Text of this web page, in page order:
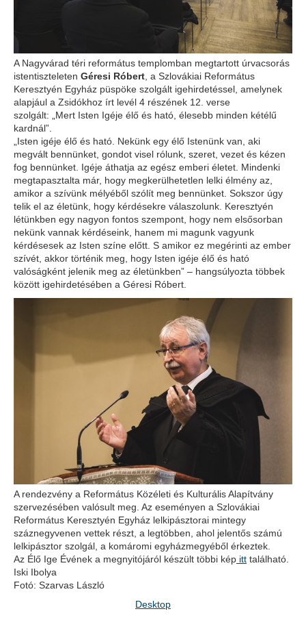
A Nagyvárad téri református templomban megtartott úrvacsorás
istentiszteleten Géresi Róbert , a Szlovákiai Református
Keresztyén Egyház püspöke szolgált igehirdetéssel, amelynek
alapjául a Zsidókhoz írt levél 4 részének 12. verse
szolgált: „Mert Isten Igéje élő és ható, élesebb minden kétélű
kardnál”.
„Isten igéje élő és ható. Nekünk egy élő Istenünk van, aki
megvált bennünket, gondot visel rólunk, szeret, vezet és kézen
fog bennünket. Igéje áthatja az egész emberi életet. Mindenki
megtapasztalta már, hogy megkerülhetetlen lelki élmény az,
amikor a szívünk mélyéből szólít meg bennünket. Sokszor úgy
telik el az életünk, hogy kérdésekre válaszolunk. Keresztyén
létünkben egy nagyon fontos szempont, hogy nem elsősorban
nekünk vannak kérdéseink, hanem mi magunk vagyunk
kérdésesek az Isten színe előtt. S amikor ez megérinti az ember
szívét, akkor történik meg, hogy Isten igéje élő és ható
valóságként jelenik meg az életünkben” – hangsúlyozta többek
között igehirdetésében a Géresi Róbert.
A rendezvény a Református Közéleti és Kulturális Alapítvány
szervezésében valósult meg. Az eseményen a Szlovákiai
Református Keresztyén Egyház lelkipásztorai mintegy
száznegyvenen vettek részt, a legtöbben, ahol jelentős számú
lelkipásztor szolgál, a komáromi egyházmegyéből érkeztek.
Az Élő Ige Évének a megnyitójáról készült többi kép itt található.
Iski Ibolya
Fotó: Szarvas László
Desktop